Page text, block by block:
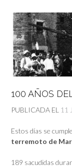
100 AÑOS
PUBLICADA EL 11
Estos días se
terremoto de
189 sacudidas